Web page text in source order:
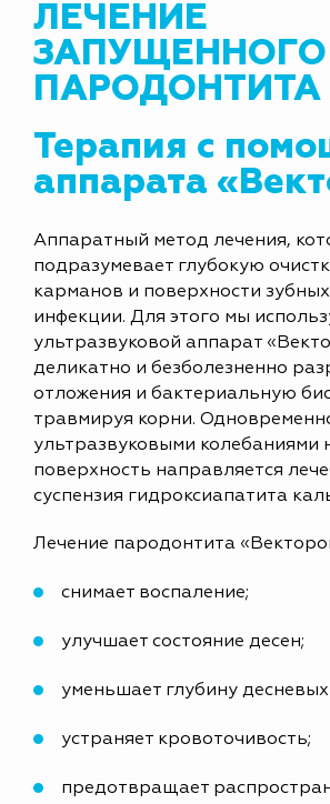
ЛЕЧЕНИЕ
ЗАПУЩЕННОГО
ПАРОДОНТИТА
Терапия с
аппарата
Аппаратный метод лечения,
подразумевает глубокую
карманов и поверхности
инфекции. Для этого мы
ультразвуковой аппарат
деликатно и безболезненно
отложения и бактериальную
травмируя корни.
ультразвуковыми колебаниями
поверхность направляется
суспензия гидроксиапатита
Лечение пародонтита
снимает воспаление;
улучшает состояние десен;
уменьшает глубину
устраняет кровоточивость;
предотвращает